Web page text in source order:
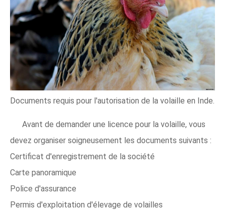
Documents requis pour l'autorisation de la volaille en Inde.
Avant de demander une licence pour la volaille, vous
devez organiser soigneusement les documents suivants :
Certificat d'enregistrement de la société
Carte panoramique
Police d'assurance
Permis d'exploitation d'élevage de volailles